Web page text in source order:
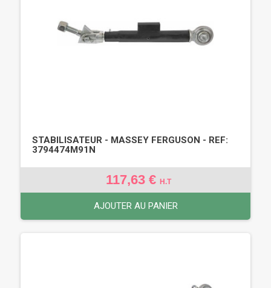
STABILISATEUR - MASSEY FERGUSON - REF:
3794474M91N
117,63 € H.T
AJOUTER AU PANIER